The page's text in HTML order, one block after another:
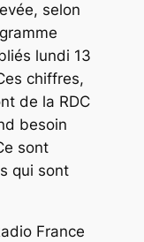
selon
lundi 13
chiffres,
de la RDC
besoin
sont
qui sont
France